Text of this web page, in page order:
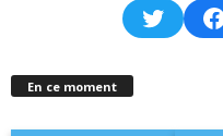
Twitter
En ce moment